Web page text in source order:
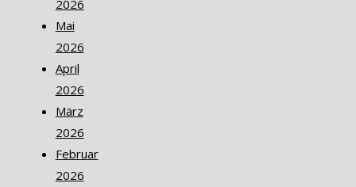
2026
Mai
2026
April
2026
März
2026
Februar
2026